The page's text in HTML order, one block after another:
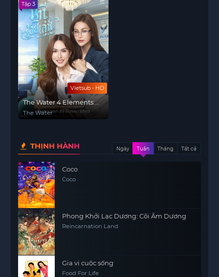
Vietsub - HD
Tập 3
The Water 4 Elements:
Dòng Sông Mưu Mẹo
The Water
THỊNH HÀNH Ngày Tuần Tháng Tất cả
Coco
Coco
Phong Khởi Lạc Dương: Cõi Âm Dương
Reincarnation Land
Gia vị cuộc sống
Food For Life